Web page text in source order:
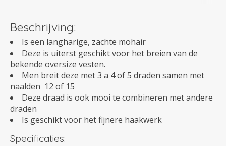
Beschrijving:
Is een langharige, zachte mohair
Deze is uiterst geschikt voor het breien van de
bekende oversize vesten.
Men breit deze met 3 a 4 of 5 draden samen met
naalden 12 of 15
Deze draad is ook mooi te combineren met andere
draden
Is geschikt voor het fijnere haakwerk
Specificaties: